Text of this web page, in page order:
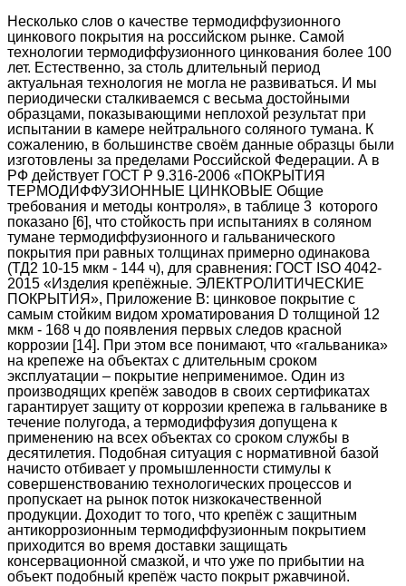
Несколько слов о качестве термодиффузионного
цинкового покрытия на российском рынке. Самой
технологии термодиффузионного цинкования более 100
лет. Естественно, за столь длительный период
актуальная технология не могла не развиваться. И мы
периодически сталкиваемся с весьма достойными
образцами, показывающими неплохой результат при
испытании в камере нейтрального соляного тумана. К
сожалению, в большинстве своём данные образцы были
изготовлены за пределами Российской Федерации. А в
РФ действует ГОСТ Р 9.316-2006 «ПОКРЫТИЯ
ТЕРМОДИФФУЗИОННЫЕ ЦИНКОВЫЕ Общие
требования и методы контроля», в таблице 3 которого
показано [6], что стойкость при испытаниях в соляном
тумане термодиффузионного и гальванического
покрытия при равных толщинах примерно одинакова
(ТД2 10-15 мкм - 144 ч), для сравнения: ГОСТ ISO 4042-
2015 «Изделия крепёжные. ЭЛЕКТРОЛИТИЧЕСКИЕ
ПОКРЫТИЯ», Приложение В: цинковое покрытие с
самым стойким видом хроматирования D толщиной 12
мкм - 168 ч до появления первых следов красной
коррозии [14]. При этом все понимают, что «гальваника»
на крепеже на объектах с длительным сроком
эксплуатации – покрытие неприменимое. Один из
производящих крепёж заводов в своих сертификатах
гарантирует защиту от коррозии крепежа в гальванике в
течение полугода, а термодиффузия допущена к
применению на всех объектах со сроком службы в
десятилетия. Подобная ситуация с нормативной базой
начисто отбивает у промышленности стимулы к
совершенствованию технологических процессов и
пропускает на рынок поток низкокачественной
продукции. Доходит то того, что крепёж с защитным
антикоррозионным термодиффузионным покрытием
приходится во время доставки защищать
консервационной смазкой, и что уже по прибытии на
объект подобный крепёж часто покрыт ржавчиной.